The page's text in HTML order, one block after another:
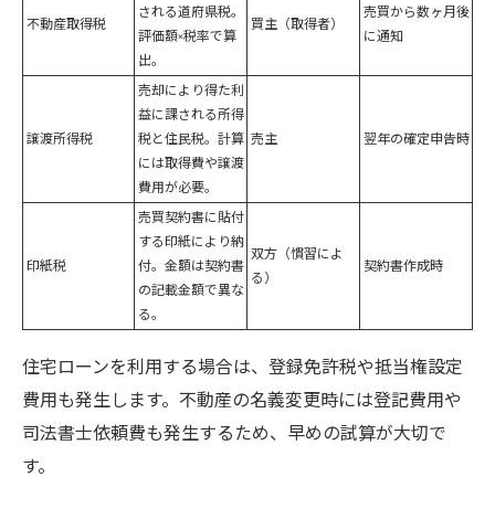
不動産取得税
される道府県税。
評価額×税率で算
出。
買主（取得者）
売買から数ヶ月後
に通知
譲渡所得税
売却により得た利
益に課される所得
税と住民税。計算
には取得費や譲渡
費用が必要。
売主 翌年の確定申告時
印紙税
売買契約書に貼付
する印紙により納
付。金額は契約書
の記載金額で異な
る。
双方（慣習によ
る）
契約書作成時
住宅ローンを利用する場合は、登録免許税や抵当権設定
費用も発生します。不動産の名義変更時には登記費用や
司法書士依頼費も発生するため、早めの試算が大切で
す。